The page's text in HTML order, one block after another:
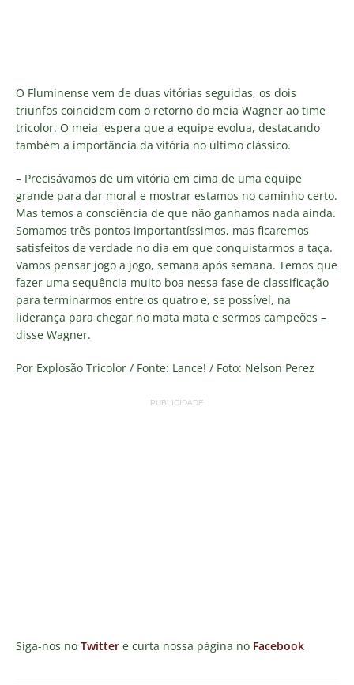
O Fluminense vem de duas vitórias seguidas, os dois
triunfos coincidem com o retorno do meia Wagner ao time
tricolor. O meia espera que a equipe evolua, destacando
também a importância da vitória no último clássico.
– Precisávamos de um vitória em cima de uma equipe
grande para dar moral e mostrar estamos no caminho certo.
Mas temos a consciência de que não ganhamos nada ainda.
Somamos três pontos importantíssimos, mas ficaremos
satisfeitos de verdade no dia em que conquistarmos a taça.
Vamos pensar jogo a jogo, semana após semana. Temos que
fazer uma sequência muito boa nessa fase de classificação
para terminarmos entre os quatro e, se possível, na
liderança para chegar no mata mata e sermos campeões –
disse Wagner.
Por Explosão Tricolor / Fonte: Lance! / Foto: Nelson Perez
PUBLICIDADE
Siga-nos no Twitter e curta nossa página no Facebook